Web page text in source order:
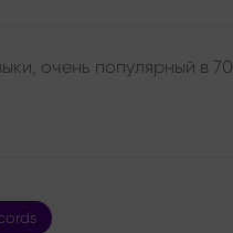
очень популярный в